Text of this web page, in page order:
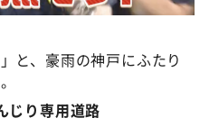
と、豪雨の神戸にふたり
じり専用道路